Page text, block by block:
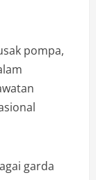
pompa,
garda